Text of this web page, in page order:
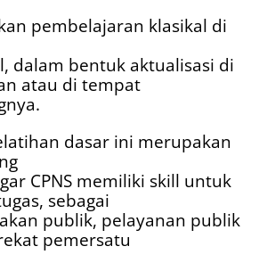
pembelajaran klasikal di
dalam bentuk aktualisasi di
atau di tempat
dasar ini merupakan
CPNS memiliki skill untuk
sebagai
publik, pelayanan publik
pemersatu